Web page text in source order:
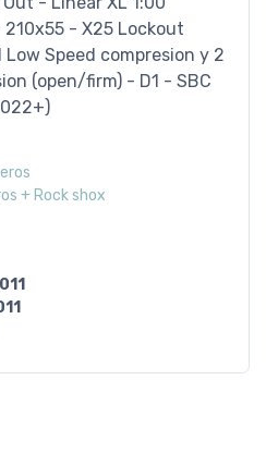
- X25 Lockout
Speed compresion y 2
(open/firm) - D1 - SBC
+ Rock shox